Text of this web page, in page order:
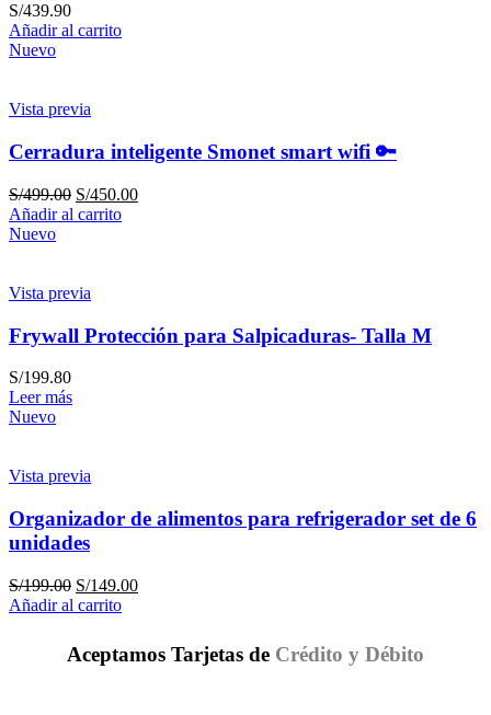
S/439.90
Añadir al carrito
Nuevo
Vista previa
Cerradura inteligente Smonet smart wifi 🔑
S/499.00 S/450.00
Añadir al carrito
Nuevo
Vista previa
Frywall Protección para Salpicaduras- Talla M
S/199.80
Leer más
Nuevo
Vista previa
Organizador de alimentos para refrigerador set de 6
unidades
S/199.00 S/149.00
Añadir al carrito
Aceptamos Tarjetas de Crédito y Débito